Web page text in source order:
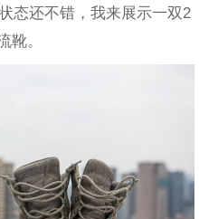
态还不错，我来展示一双2
靴。